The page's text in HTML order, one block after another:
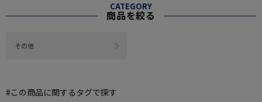
CATEGORY
商品を絞る
その他
#この商品に関するタグで探す